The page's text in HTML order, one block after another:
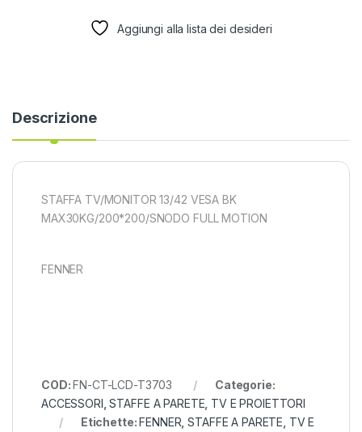
Aggiungi alla lista dei desideri
Descrizione
STAFFA TV/MONITOR 13/42 VESA BK
MAX30KG/200*200/SNODO FULL MOTION
FENNER
COD:FN-CT-LCD-T3703
Categorie:
ACCESSORI ,STAFFE A PARETE TV E PROIETTORI
Etichette:FENNER ,STAFFE A PARETE TV E